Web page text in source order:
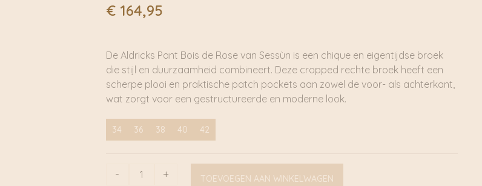
€164,95
De Aldricks Pant Bois de Rose van Sessùn is een chique en eigentijdse broek
die stijl en duurzaamheid combineert. Deze cropped rechte broek heeft een
scherpe plooi en praktische patch pockets aan zowel de voor- als achterkant,
wat zorgt voor een gestructureerde en moderne look.
34 36 38 40 42
- + TOEVOEGEN AAN WINKELWAGEN